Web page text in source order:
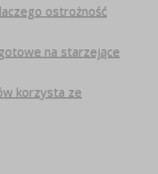
ostrożność
na starzejące
korzysta ze